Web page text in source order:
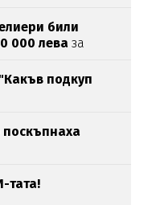
били
000 лева за
подкуп
поскъпнаха
тата!